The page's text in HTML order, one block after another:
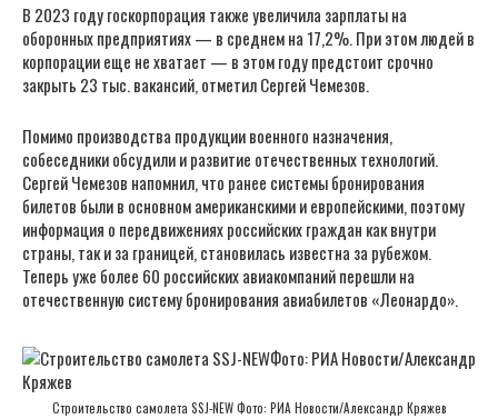
В 2023 году госкорпорация также увеличила зарплаты на
оборонных предприятиях — в среднем на 17,2%. При этом людей в
корпорации еще не хватает — в этом году предстоит срочно
закрыть 23 тыс. вакансий, отметил Сергей Чемезов.
Помимо производства продукции военного назначения,
собеседники обсудили и развитие отечественных технологий.
Сергей Чемезов напомнил, что ранее системы бронирования
билетов были в основном американскими и европейскими, поэтому
информация о передвижениях российских граждан как внутри
страны, так и за границей, становилась известна за рубежом.
Теперь уже более 60 российских авиакомпаний перешли на
отечественную систему бронирования авиабилетов «Леонардо».
Строительство самолета SSJ-NEW Фото: РИА Новости/Александр Кряжев